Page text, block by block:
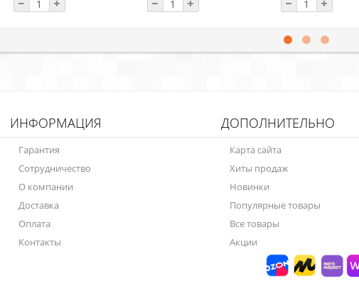
ИНФОРМАЦИЯ
Гарантия
Сотрудничество
О компании
Доставка
Оплата
Контакты
ДОПОЛНИТЕЛЬНО
Карта сайта
Хиты продаж
Новинки
Популярные товары
Все товары
Акции